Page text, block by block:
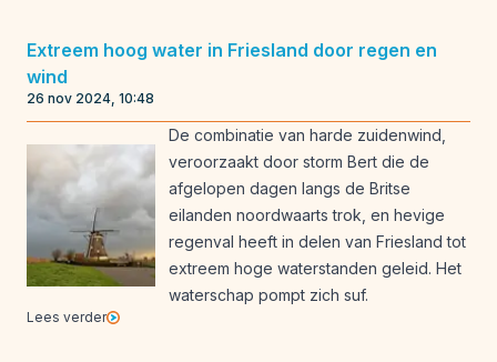
Extreem hoog water in Friesland door regen en
wind
26 nov 2024, 10:48
De combinatie van harde zuidenwind,
veroorzaakt door storm Bert die de
afgelopen dagen langs de Britse
eilanden noordwaarts trok, en hevige
regenval heeft in delen van Friesland tot
extreem hoge waterstanden geleid. Het
waterschap pompt zich suf.
Lees verder